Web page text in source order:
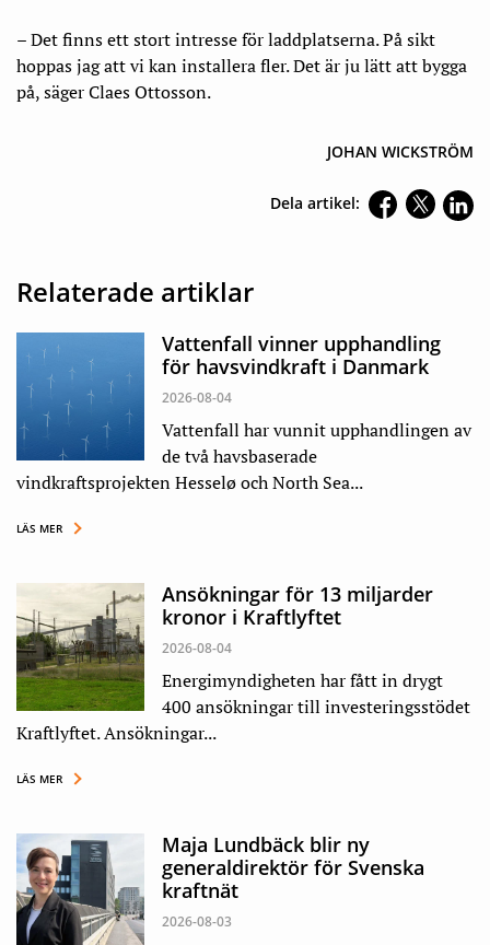
– Det finns ett stort intresse för laddplatserna. På sikt
hoppas jag att vi kan installera fler. Det är ju lätt att bygga
på, säger Claes Ottosson.
JOHAN WICKSTRÖM
Dela artikel:
Relaterade artiklar
Vattenfall vinner upphandling
för havsvindkraft i Danmark
2026-08-04
Vattenfall har vunnit upphandlingen av
de två havsbaserade
vindkraftsprojekten Hesselø och North Sea...
LÄS MER
Ansökningar för 13 miljarder
kronor i Kraftlyftet
2026-08-04
Energimyndigheten har fått in drygt
400 ansökningar till investeringsstödet
Kraftlyftet. Ansökningar...
LÄS MER
Maja Lundbäck blir ny
generaldirektör för Svenska
kraftnät
2026-08-03